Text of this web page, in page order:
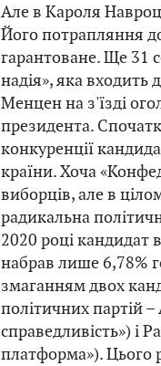
Але в Кароля
Його потрапляння
гарантоване. Ще 31
надія», яка входить
Менцен на з'їзді
президента.
конкуренції
країни. Хоча
виборців, але в
радикальна
2020 році кандидат
набрав лише 6,78%
змаганням двох
політичних партій
справедливість») і
платформа»). Цього